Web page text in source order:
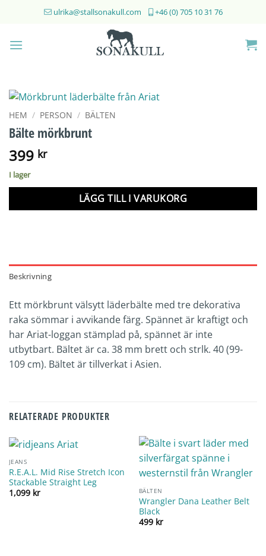
ulrika@stallsonakull.com +46 (0) 705 10 31 76
HEM / PERSON / BÄLTEN
Bälte mörkbrunt
399 kr
I lager
LÄGG TILL I VARUKORG
Beskrivning
Ett mörkbrunt välsytt läderbälte med tre dekorativa
raka sömmar i avvikande färg. Spännet är kraftigt och
har Ariat-loggan stämplad på, spännet är inte
utbytbart. Bältet är ca. 38 mm brett och strlk. 40 (99-
109 cm). Bältet är tillverkat i Asien.
RELATERADE PRODUKTER
JEANS
R.E.A.L. Mid Rise Stretch Icon
Stackable Straight Leg
1,099 kr BÄLTEN
Wrangler Dana Leather Belt
Black
499 kr